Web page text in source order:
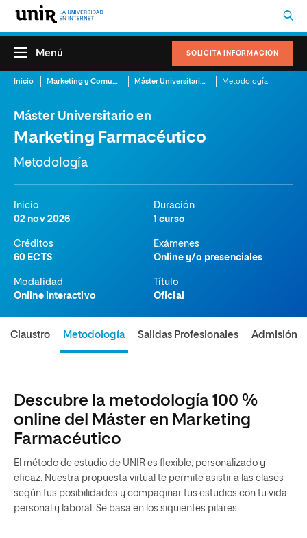
SOLICITA INFORMACIÓN
Menú
Inicio Marketing y Comunicación Máster Universitario en Marketing Farmacéutico Metodología
Máster Universitario en
Marketing Farmacéutico
Metodología
Inicio
02 nov 2026
Duración
1 curso
Créditos
60 ECTS
Exámenes
Online y/o presenciales
Modalidad
Online interactivo
Título
Oficial
Claustro Metodología Salidas Profesionales Admisión
Descubre la metodología 100 %
online del Máster en Marketing
Farmacéutico
El método de estudio de UNIR es flexible, personalizado y
eficaz. Nuestra propuesta virtual te permite asistir a las clases
según tus posibilidades y compaginar tus estudios con tu vida
personal y laboral. Se basa en los siguientes pilares.